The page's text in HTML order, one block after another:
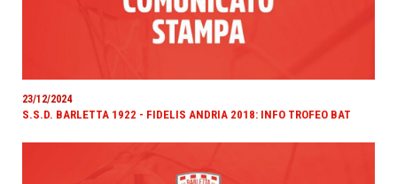
23/12/2024
S.S.D. BARLETTA 1922 - FIDELIS ANDRIA 2018: INFO TROFEO BAT